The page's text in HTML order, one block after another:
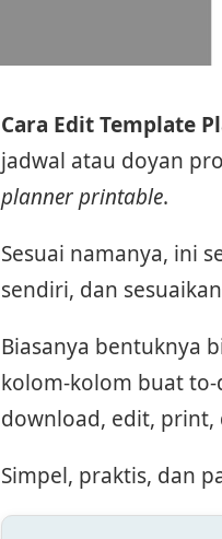
Cara Edit Template
jadwal atau doyan
planner printable.
Sesuai namanya, ini
sendiri, dan
Biasanya bentuknya
kolom-kolom buat to-
download, edit, print,
Simpel, praktis, dan